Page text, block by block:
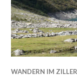
WANDERN IM